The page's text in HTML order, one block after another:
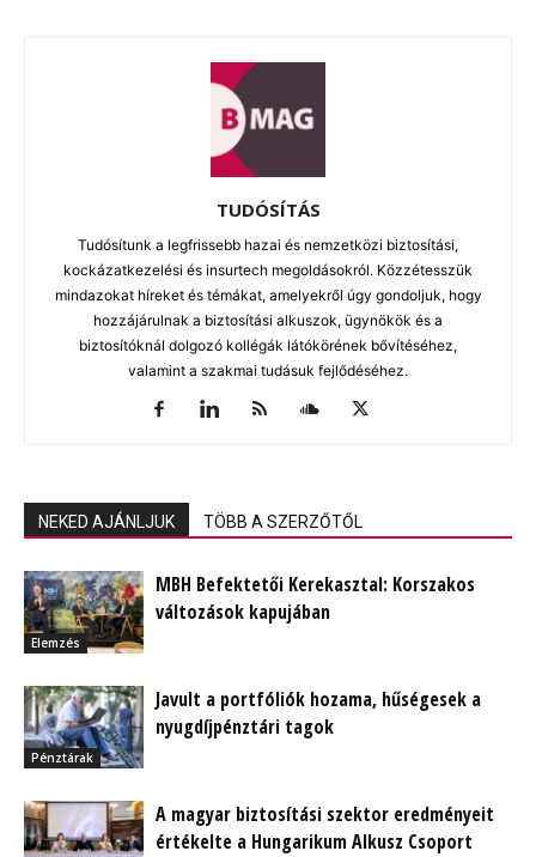
TUDÓSÍTÁS
Tudósítunk a legfrissebb hazai és nemzetközi biztosítási,
kockázatkezelési és insurtech megoldásokról. Közzétesszük
mindazokat híreket és témákat, amelyekről úgy gondoljuk, hogy
hozzájárulnak a biztosítási alkuszok, ügynökök és a
biztosítóknál dolgozó kollégák látókörének bővítéséhez,
valamint a szakmai tudásuk fejlődéséhez.
NEKED AJÁNLJUK TÖBB A SZERZŐTŐL
Elemzés
MBH Befektetői Kerekasztal: Korszakos
változások kapujában
Pénztárak
Javult a portfóliók hozama, hűségesek a
nyugdíjpénztári tagok
A magyar biztosítási szektor eredményeit
értékelte a Hungarikum Alkusz Csoport